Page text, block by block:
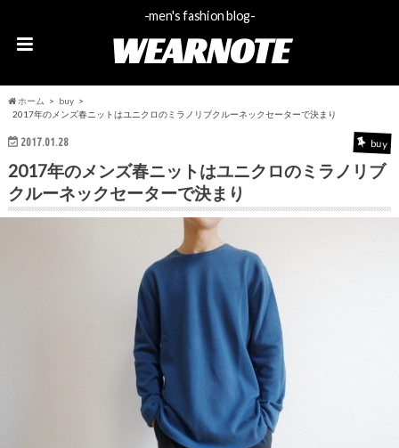
-men's fashion blog-
WEARNOTE
ホーム
buy
2017年のメンズ春ニットはユニクロのミラノリブクルーネックセーターで決まり
2017.01.28 buy
2017年のメンズ春ニットはユニクロのミラノリブ
クルーネックセーターで決まり